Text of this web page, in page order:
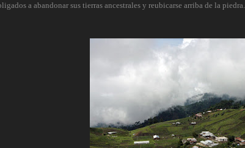
a abandonar sus tierras ancestrales y reubicarse arriba de la piedra.